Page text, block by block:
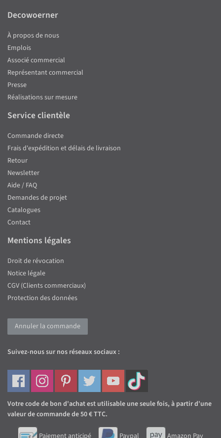
Decowoerner
À propos de nous
Emplois
Associé commercial
Représentant commercial
Presse
Réalisations sur mesure
Service clientèle
Commande directe
Frais d'expédition et délais de livraison
Retour
Newsletter
Aide / FAQ
Demandes de projet
Catalogues
Contact
Mentions légales
Droit de révocation
Notice légale
CGV (Clients commerciaux)
Protection des données
Annuler la commande
Suivez-nous sur nos réseaux sociaux :
Votre code de bon d'achat est utilisable une seule fois, à partir d'une
valeur de commande de 50 € TTC.